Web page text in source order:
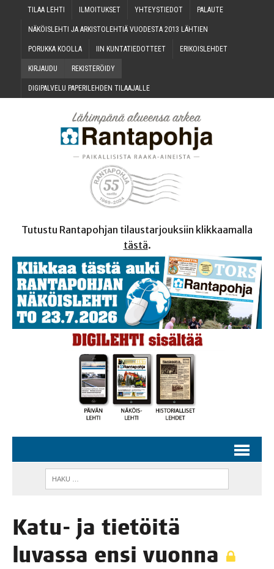
TILAA LEH­TI ILMOI­TUK­SET YHTEYS­TIE­DOT PALAU­TE
NÄKÖIS­LEH­TI JA ARKIS­TO­LEH­TIÄ VUO­DES­TA 2013 LÄHTIEN
PORUK­KA KOOLLA IIN KUN­TA­TIE­DOT­TEET ERI­KOIS­LEH­DET
KIR­JAU­DU REKIS­TE­RÖI­DY
DIGI­PAL­VE­LU PAPE­RI­LEH­DEN TILAAJALLE
Tutustu Rantapohjan tilaustarjouksiin klikkaamalla
tästä.
Katu- ja tie­töi­tä
luvas­sa ensi vuonna